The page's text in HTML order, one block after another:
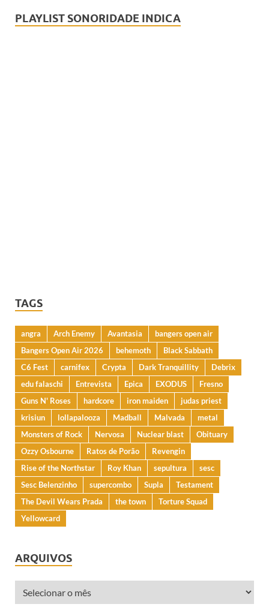
PLAYLIST SONORIDADE INDICA
TAGS
angra Arch Enemy Avantasia
bangers open air
Bangers Open Air 2026
behemoth
Black Sabbath
C6 Fest
carnifex Crypta Dark Tranquillity
Debrix
edu falaschi
Entrevista Epica EXODUS
Fresno
Guns N' Roses
hardcore iron maiden
judas priest
krisiun
lollapalooza Madball Malvada
metal
Monsters of Rock
Nervosa Nuclear blast
Obituary
Ozzy Osbourne
Ratos de Porão
Revengin
Rise of the Northstar
Roy Khan sepultura
sesc
Sesc Belenzinho
supercombo Supla
Testament
The Devil Wears Prada
the town
Torture Squad
Yellowcard
ARQUIVOS